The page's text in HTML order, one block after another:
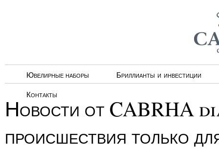
Ювелирные наборы
Бриллианты и инвестиции
Контакты
Новости от CABRHA
происшествия только